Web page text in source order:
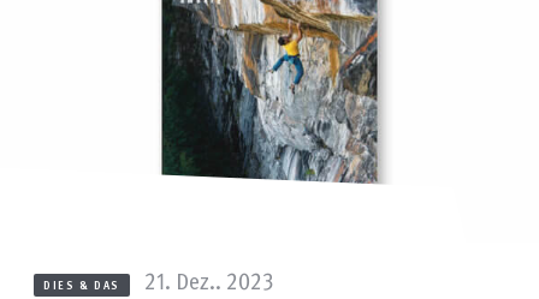
DIES & DAS 21. Dez.. 2023